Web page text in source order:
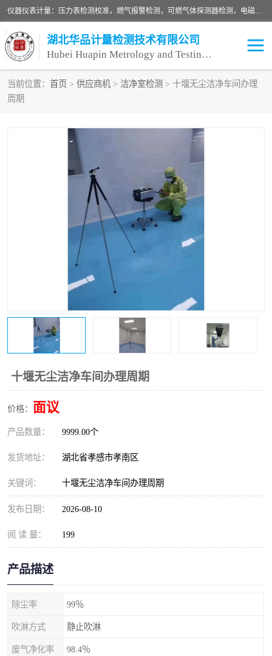
仪器仪表计量：压力表检测校准，燃气报警检测，可燃气体探测器检测，电磁流量计检测校准，明渠流量计检测，千斤顶检测标定，仪器校准，量具校准，仪表检测，仪器检测，计量设备校准；洁净室检测：洁净度检测，洁净厂房检测，无尘洁净室检测，悬浮粒子检测，*过滤器检测；安全阀校验：安全阀校验，安全阀检验，安全阀检测，安全阀年检，安全阀校正，安全阀校准；
湖北华品计量检测技术有限公司
Hubei Huapin Metrology and Testing Technology Co. , Ltd.
当前位置： 首页 > 供应商机 > 洁净室检测 > 十堰无尘洁净车间办理
周期
十堰无尘洁净车间办理周期
价格： 面议
产品数量： 9999.00个
发货地址： 湖北省孝感市孝南区
关键词： 十堰无尘洁净车间办理周期
发布日期： 2026-08-10
阅 读 量： 199
产品描述
除尘率 99％
吹淋方式 静止吹淋
废气净化率 98.4％
仪器仪表计量
计量设备校准
可燃气体探测器